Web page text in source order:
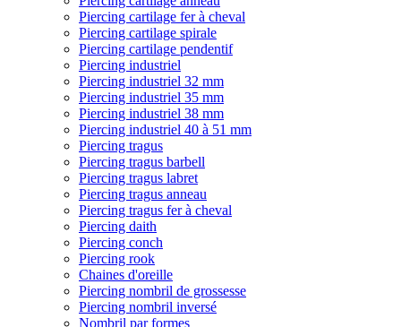
Piercing cartilage fer à cheval
Piercing cartilage spirale
Piercing cartilage pendentif
Piercing industriel
Piercing industriel 32 mm
Piercing industriel 35 mm
Piercing industriel 38 mm
Piercing industriel 40 à 51 mm
Piercing tragus
Piercing tragus barbell
Piercing tragus labret
Piercing tragus anneau
Piercing tragus fer à cheval
Piercing daith
Piercing conch
Piercing rook
Chaines d'oreille
Piercing nombril de grossesse
Piercing nombril inversé
Nombril par formes